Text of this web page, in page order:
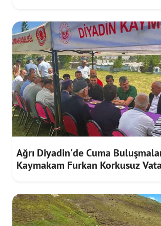
Ağrı Diyadin'de Cuma
Kaymakam Furkan Korkusuz